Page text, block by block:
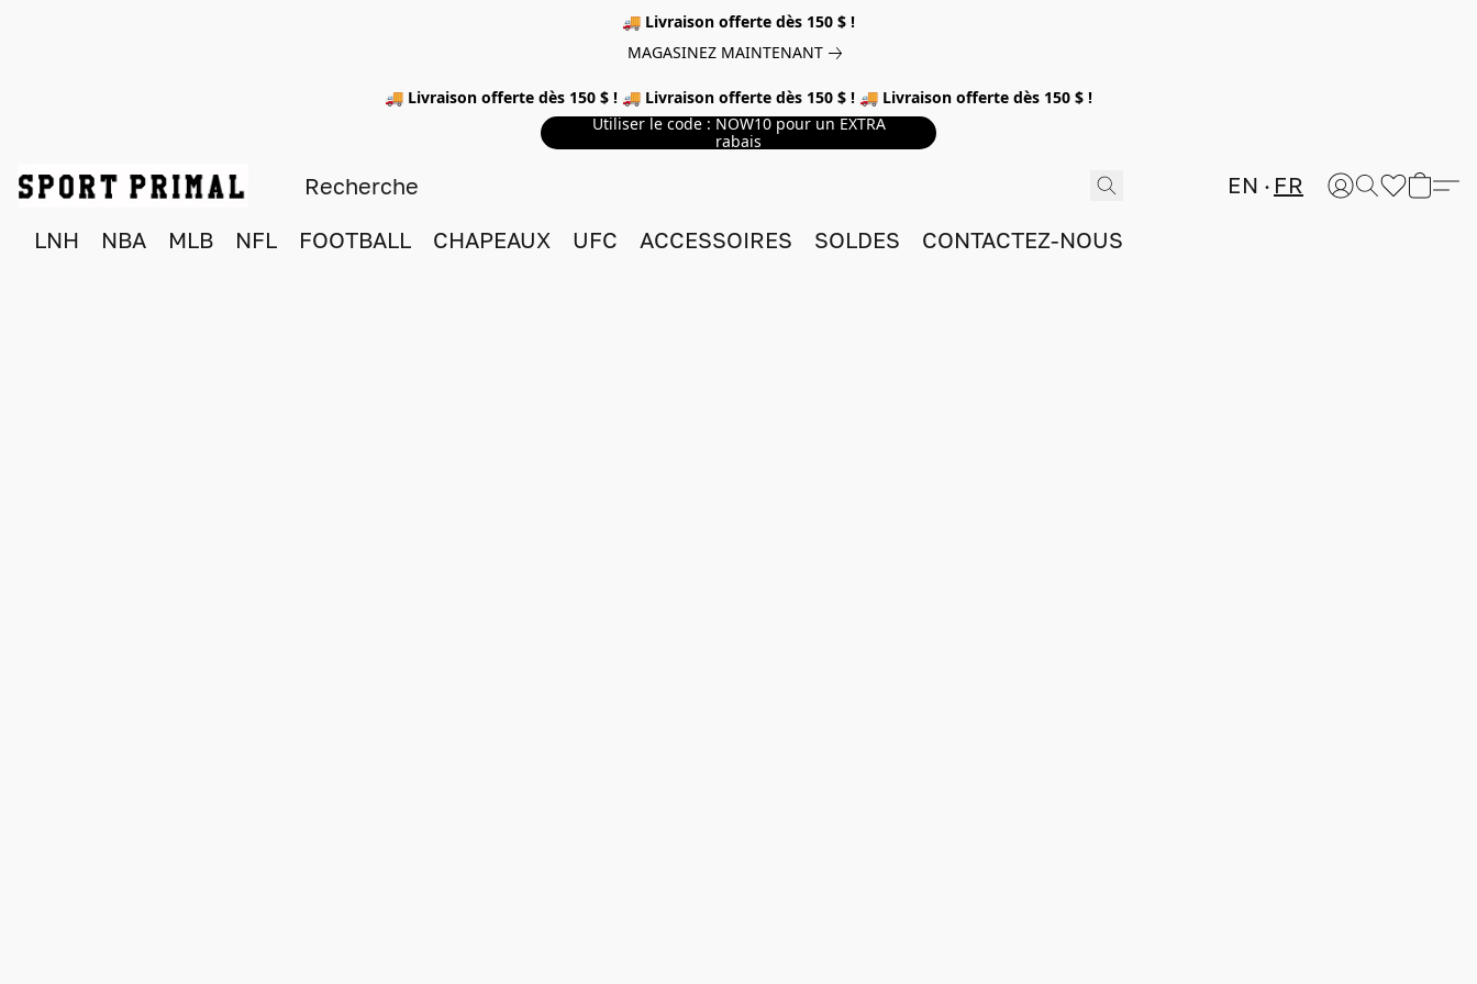
🚚 Livraison offerte dès 150 $ !
MAGASINEZ MAINTENANT
🚚 Livraison offerte dès 150 $ ! 🚚 Livraison offerte dès 150 $ ! 🚚 Livraison offerte dès 150 $ !
Utiliser le code : NOW10 pour un EXTRA
rabais
EN FR
LNH NBA MLB NFL FOOTBALL CHAPEAUX UFC ACCESSOIRES SOLDES CONTACTEZ-NOUS